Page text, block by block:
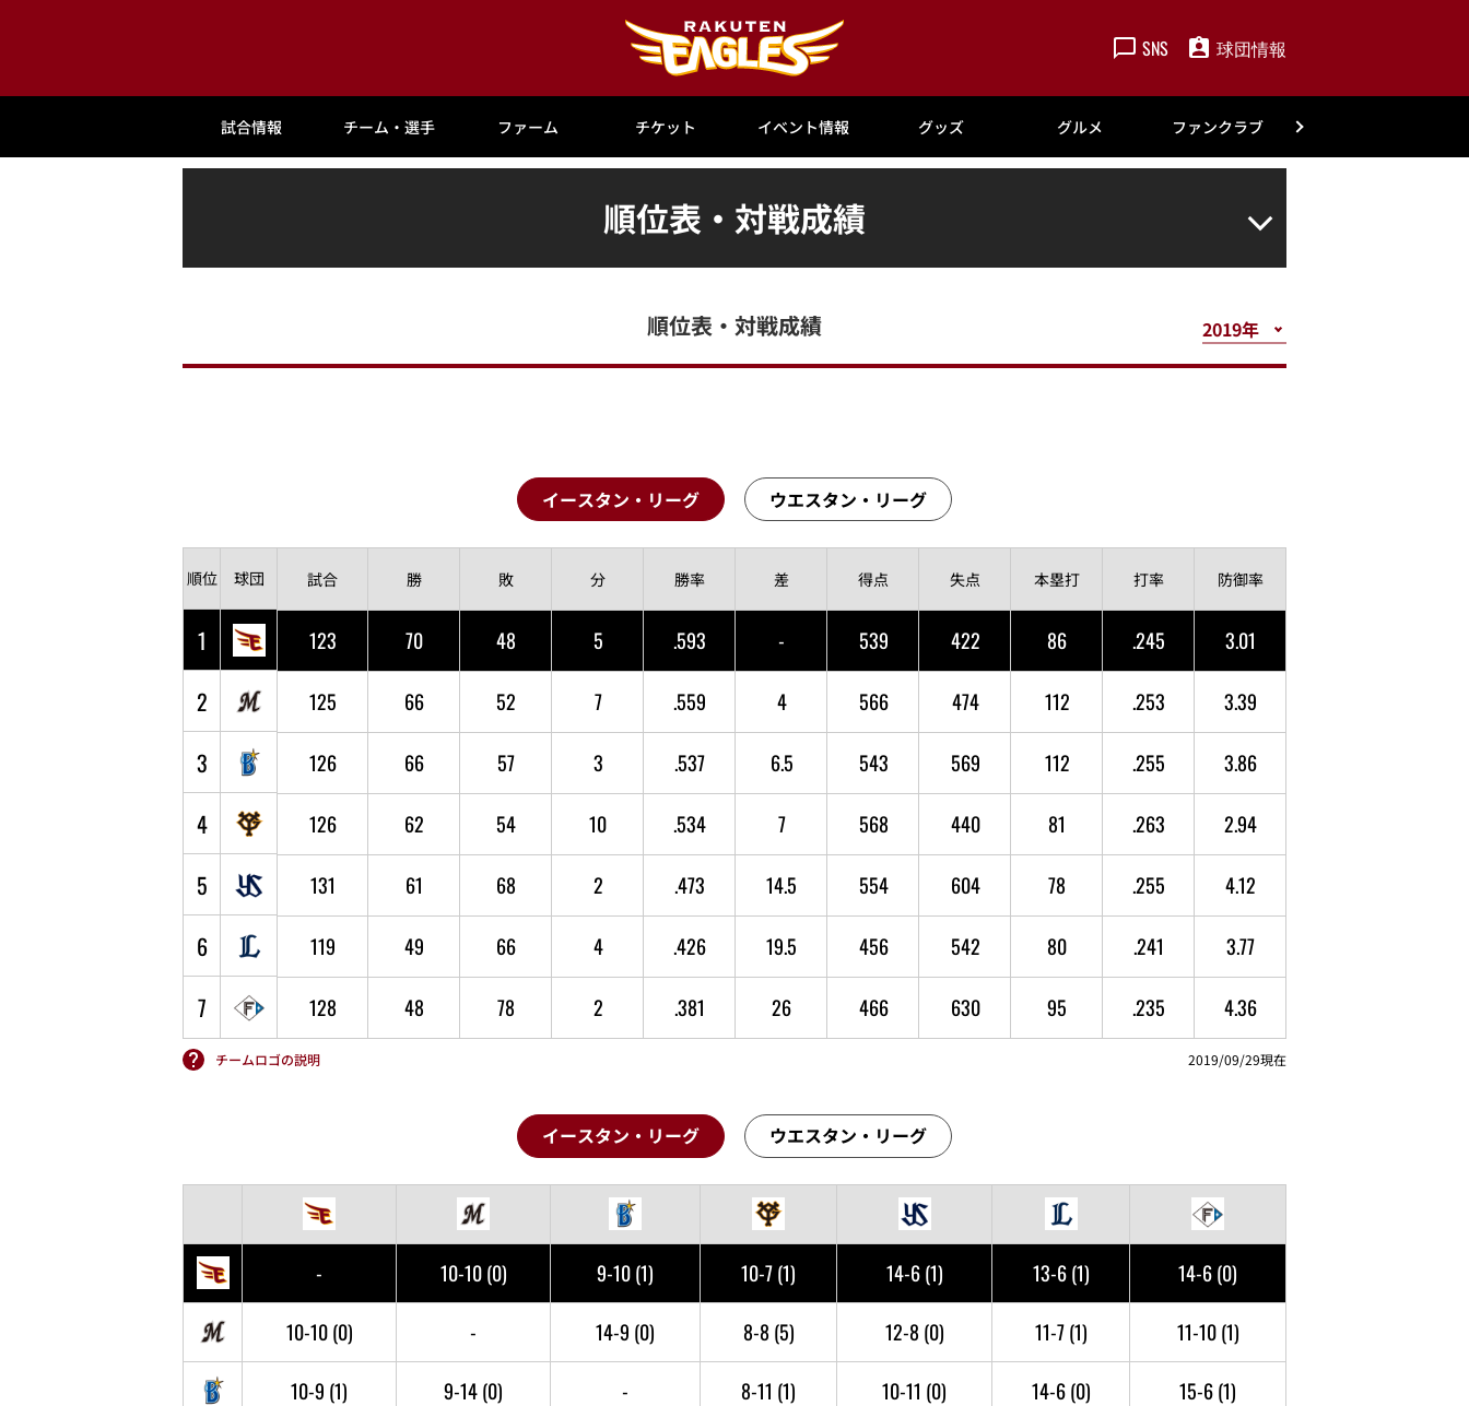
SNS 球団情報
試合情報 チーム・選手 ファーム チケット イベント情報 グッズ グルメ ファンクラブ
順位表・対戦成績
順位表・対戦成績
イースタン・リーグ ウエスタン・リーグ
順位 球団 試合 勝 敗 分 勝率 差 得点 失点 本塁打 打率 防御率
1 123 70 48 5 .593 - 539 422 86 .245 3.01
2 125 66 52 7 .559 4 566 474 112 .253 3.39
3 126 66 57 3 .537 6.5 543 569 112 .255 3.86
4 126 62 54 10 .534 7 568 440 81 .263 2.94
5 131 61 68 2 .473 14.5 554 604 78 .255 4.12
6 119 49 66 4 .426 19.5 456 542 80 .241 3.77
7 128 48 78 2 .381 26 466 630 95 .235 4.36
チームロゴの説明 2019/09/29現在
イースタン・リーグ ウエスタン・リーグ
- 10-10(0) 9-10(1) 10-7(1) 14-6(1) 13-6(1) 14-6(0)
10-10(0) - 14-9 (0) 8-8 (5) 12-8 (0) 11-7(1) 11-10(1)
10-9 (1) 9-14(0) - 8-11 (1) 10-11 (0) 14-6(0) 15-6(1)